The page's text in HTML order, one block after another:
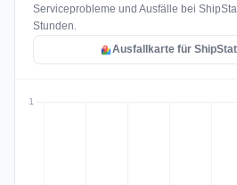
Serviceprobleme und Ausfälle bei
Stunden.
Ausfallkarte für